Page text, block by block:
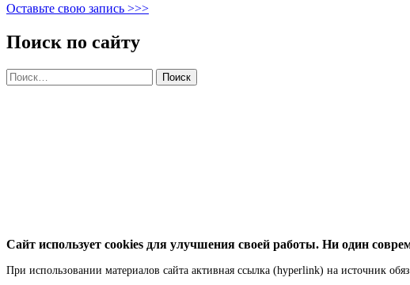
Оставьте свою запись >>>
Поиск по сайту
Найти:
Сайт использует cookies для улучшения своей работы. Ни один
При использовании материалов сайта активная ссылка (hyperlink) на источник